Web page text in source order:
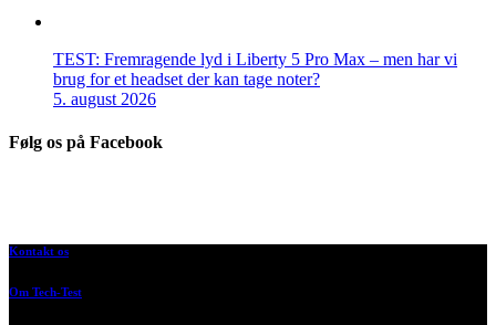
TEST: Fremragende lyd i Liberty 5 Pro Max – men har vi
brug for et headset der kan tage noter?
5. august 2026
Følg os på Facebook
Kontakt os
Om Tech-Test